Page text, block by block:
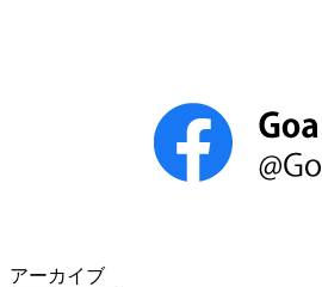
アーカイブ